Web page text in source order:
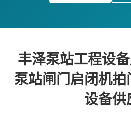
丰泽泵站工程设
泵站闸门启闭机
设备供